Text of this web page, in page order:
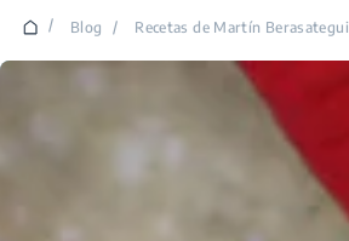
/ Blog / Recetas de Martín Berasategui